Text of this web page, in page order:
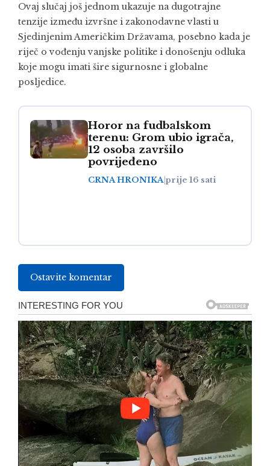
Ovaj slučaj još jednom ukazuje na dugotrajne
tenzije između izvršne i zakonodavne vlasti u
Sjedinjenim Američkim Državama, posebno kada je
riječ o vođenju vanjske politike i donošenju odluka
koje mogu imati šire sigurnosne i globalne
posljedice.
Horor na fudbalskom
terenu: Grom ubio igrača,
12 osoba završilo
povrijeđeno
CRNA HRONIKAprije 16 sati
Ostavite komentar